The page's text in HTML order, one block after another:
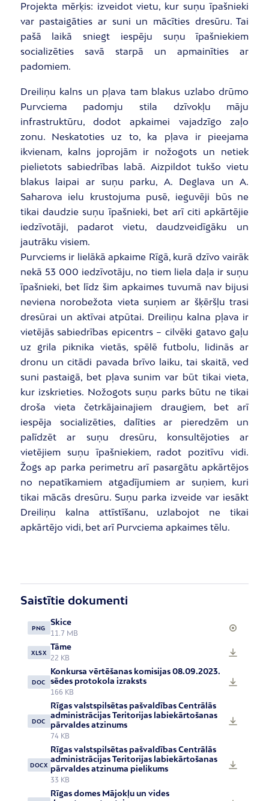
Projekta mērķis: izveidot vietu, kur suņu īpašnieki
var pastaigāties ar suni un mācīties dresūru. Tai
pašā laikā sniegt iespēju suņu īpašniekiem
socializēties savā starpā un apmainīties ar
padomiem.
Dreiliņu kalns un pļava tam blakus uzlabo drūmo
Purvciema padomju stila dzīvokļu māju
infrastruktūru, dodot apkaimei vajadzīgo zaļo
zonu. Neskatoties uz to, ka pļava ir pieejama
ikvienam, kalns joprojām ir nožogots un netiek
pielietots sabiedrības labā. Aizpildot tukšo vietu
blakus laipai ar suņu parku, A. Deglava un A.
Saharova ielu krustojuma pusē, ieguvēji būs ne
tikai daudzie suņu īpašnieki, bet arī citi apkārtējie
iedzīvotāji, padarot vietu, daudzveidīgāku un
jautrāku visiem.
Purvciems ir lielākā apkaime Rīgā, kurā dzīvo vairāk
nekā 53 000 iedzīvotāju, no tiem liela daļa ir suņu
īpašnieki, bet līdz šim apkaimes tuvumā nav bijusi
neviena norobežota vieta suņiem ar šķēršļu trasi
dresūrai un aktīvai atpūtai. Dreiliņu kalna pļava ir
vietējās sabiedrības epicentrs – cilvēki gatavo gaļu
uz grila piknika vietās, spēlē futbolu, lidinās ar
dronu un citādi pavada brīvo laiku, tai skaitā, ved
suni pastaigā, bet pļava sunim var būt tikai vieta,
kur izskrieties. Nožogots suņu parks būtu ne tikai
droša vieta četrkājainajiem draugiem, bet arī
iespēja socializēties, dalīties ar pieredzēm un
palīdzēt ar suņu dresūru, konsultējoties ar
vietējiem suņu īpašniekiem, radot pozitīvu vidi.
Žogs ap parka perimetru arī pasargātu apkārtējos
no nepatīkamiem atgadījumiem ar suņiem, kuri
tikai mācās dresūru. Suņu parka izveide var iesākt
Dreiliņu kalna attīstīšanu, uzlabojot ne tikai
apkārtējo vidi, bet arī Purvciema apkaimes tēlu.
Saistītie dokumenti
PNG
Skice
11.7 MB
XLSX
Tāme
22 KB
DOC
Konkursa vērtēšanas komisijas 08.09.2023.
sēdes protokola izraksts
166 KB
DOC
Rīgas valstspilsētas pašvaldības Centrālās
administrācijas Teritorijas labiekārtošanas
pārvaldes atzinums
74 KB
DOCX
Rīgas valstspilsētas pašvaldības Centrālās
administrācijas Teritorijas labiekārtošanas
pārvaldes atzinuma pielikums
33 KB
Rīgas domes Mājokļu un vides